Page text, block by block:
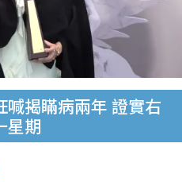
揭瞞病兩年 證實右
星期